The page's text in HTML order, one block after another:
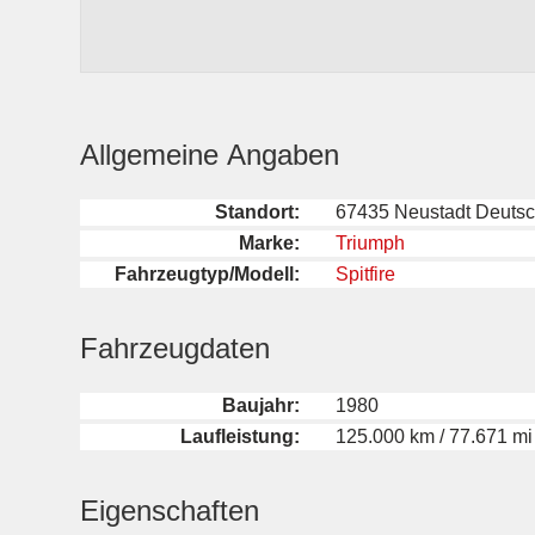
Allgemeine Angaben
Standort:
67435 Neustadt
Marke:
Triumph
Fahrzeugtyp/Modell:
Spitfire
Fahrzeugdaten
Baujahr:
1980
Laufleistung:
125.000 km / 77.671 mi
Eigenschaften